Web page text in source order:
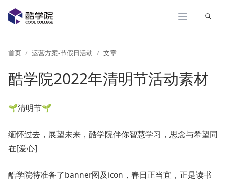
展开
首页 运营方案-节假日活动 文章
酷学院2022年清明节活动素材
🌱清明节🌱
缅怀过去，展望未来，酷学院伴你智慧学习，思念与希望同
在[爱心]
酷学院特准备了banner图及icon，春日正当宜，正是读书